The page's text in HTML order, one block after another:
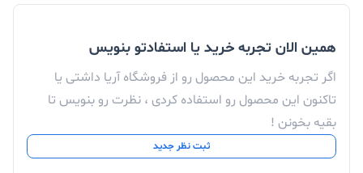
همین الان تجربه خرید یا استفادتو بنویس
اگر تجربه خرید این محصول رو از فروشگاه آریا داشتی یا
تاکنون این محصول رو استفاده کردی ، نظرت رو بنویس تا
بقیه بخونن !
ثبت نظر جدید